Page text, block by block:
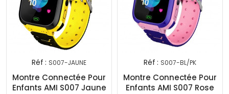
Réf : S007-JAUNE
Montre Connectée Pour
Enfants AMI S007 Jaune
Réf : S007-BL/PK
Montre Connectée Pour
Enfants AMI S007 Rose